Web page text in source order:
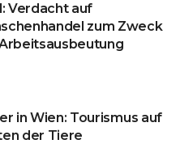
Verdacht auf
zum Zweck
in Wien: Tourismus auf
der Tiere